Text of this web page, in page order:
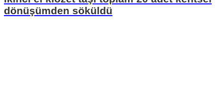
dönüşümden söküldü